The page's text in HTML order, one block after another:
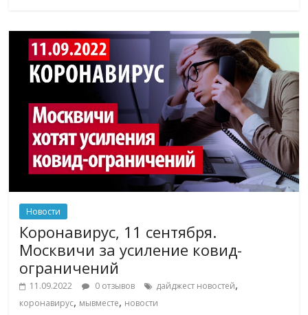
Новости
Коронавирус, 11 сентября.
Москвичи за усиление ковид-
ограничений
11.09.2022 0 отзывов дайджест новостей,
коронавирус, мывместе, новости